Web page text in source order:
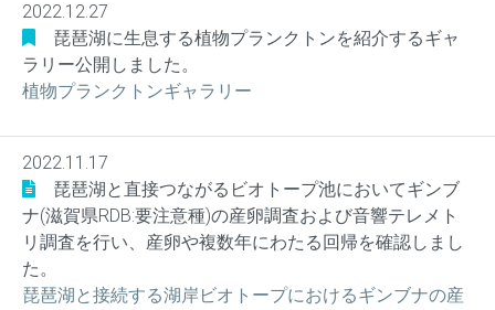
2022.12.27
琵琶湖に生息する植物プランクトンを紹介するギャ
ラリー公開しました。
植物プランクトンギャラリー
2022.11.17
琵琶湖と直接つながるビオトープ池においてギンブ
ナ(滋賀県RDB:要注意種)の産卵調査および音響テレメト
リ調査を行い、産卵や複数年にわたる回帰を確認しまし
た。
琵琶湖と接続する湖岸ビオトープにおけるギンブナの産